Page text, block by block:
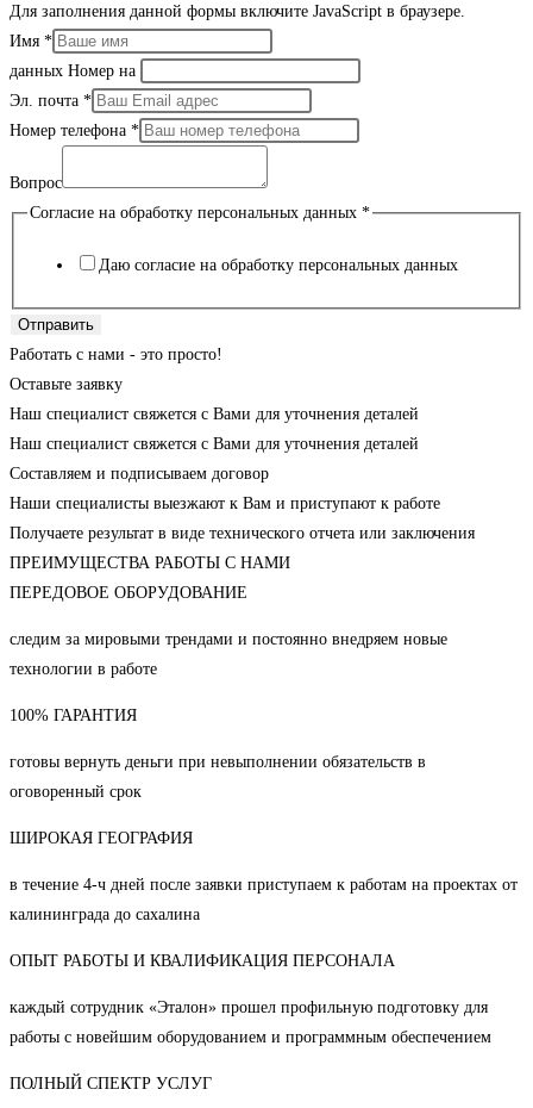
Для заполнения данной формы включите JavaScript в браузере.
Имя *
данных Номер на
Эл. почта *
Номер телефона *
Вопрос
Согласие на обработку персональных данных *
Даю согласие на обработку персональных данных
Отправить
Работать с нами - это просто!
Оставьте заявку
Наш специалист свяжется с Вами для уточнения деталей
Наш специалист свяжется с Вами для уточнения деталей
Составляем и подписываем договор
Наши специалисты выезжают к Вам и приступают к работе
Получаете результат в виде технического отчета или заключения
ПРЕИМУЩЕСТВА РАБОТЫ С НАМИ
ПЕРЕДОВОЕ ОБОРУДОВАНИЕ
следим за мировыми трендами и постоянно внедряем новые
технологии в работе
100% ГАРАНТИЯ
готовы вернуть деньги при невыполнении обязательств в
оговоренный срок
ШИРОКАЯ ГЕОГРАФИЯ
в течение 4-ч дней после заявки приступаем к работам на проектах от
калининграда до сахалина
ОПЫТ РАБОТЫ И КВАЛИФИКАЦИЯ ПЕРСОНАЛА
каждый сотрудник «Эталон» прошел профильную подготовку для
работы с новейшим оборудованием и программным обеспечением
ПОЛНЫЙ СПЕКТР УСЛУГ